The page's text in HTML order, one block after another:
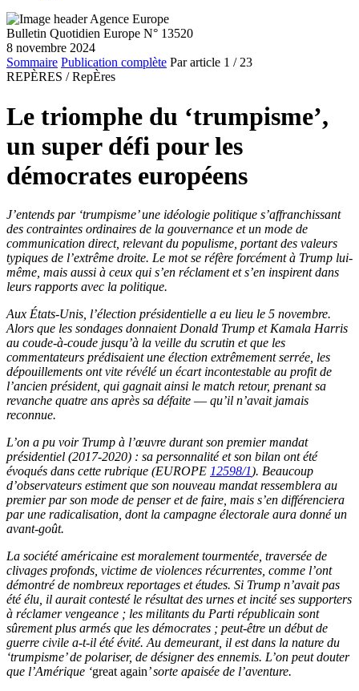
Bulletin Quotidien Europe N° 13520
8 novembre 2024
Sommaire Publication complète Par article 1 / 23
REPÈRES / RepÈres
Le triomphe du ‘trumpisme’,
un super défi pour les
démocrates européens
J’entends par ‘trumpisme’ une idéologie politique s’affranchissant
des contraintes ordinaires de la gouvernance et un mode de
communication direct, relevant du populisme, portant des valeurs
typiques de l’extrême droite. Le mot se réfère forcément à Trump lui-
même, mais aussi à ceux qui s’en réclament et s’en inspirent dans
leurs rapports avec la politique.
Aux États-Unis, l’élection présidentielle a eu lieu le 5 novembre.
Alors que les sondages donnaient Donald Trump et Kamala Harris
au coude-à-coude jusqu’à la veille du scrutin et que les
commentateurs prédisaient une élection extrêmement serrée, les
dépouillements ont vite révélé un écart incontestable au profit de
l’ancien président, qui gagnait ainsi le match retour, prenant sa
revanche quatre ans après sa défaite ― qu’il n’avait jamais
reconnue.
L’on a pu voir Trump à l’œuvre durant son premier mandat
présidentiel (2017-2020) : sa personnalité et son bilan ont été
évoqués dans cette rubrique (EUROPE 12598/1). Beaucoup
d’observateurs estiment que son nouveau mandat ressemblera au
premier par son mode de penser et de faire, mais s’en différenciera
par une radicalisation, dont la campagne électorale aura donné un
avant-goût.
La société américaine est moralement tourmentée, traversée de
clivages profonds, victime de violences récurrentes, comme l’ont
démontré de nombreux reportages et études. Si Trump n’avait pas
été élu, il aurait contesté le résultat des urnes et incité ses supporters
à réclamer vengeance ; les militants du Parti républicain sont
sûrement plus armés que les démocrates ; peut-être un début de
guerre civile a-t-il été évité. Au demeurant, il est dans la nature du
‘trumpisme’ de polariser, de désigner des ennemis. L’on peut douter
que l’Amérique ‘great again’ sorte apaisée de l’aventure.